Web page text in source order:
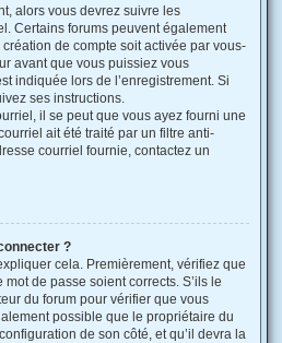
alors vous devrez suivre les
Certains forums peuvent également
de compte soit activée par vous-
avant que vous puissiez vous
indiquée lors de l’enregistrement. Si
ses instructions.
il se peut que vous ayez fourni une
ait été traité par un filtre anti-
courriel fournie, contactez un
?
cela. Premièrement, vérifiez que
de passe soient corrects. S’ils le
du forum pour vérifier que vous
possible que le propriétaire du
de son côté, et qu’il devra la